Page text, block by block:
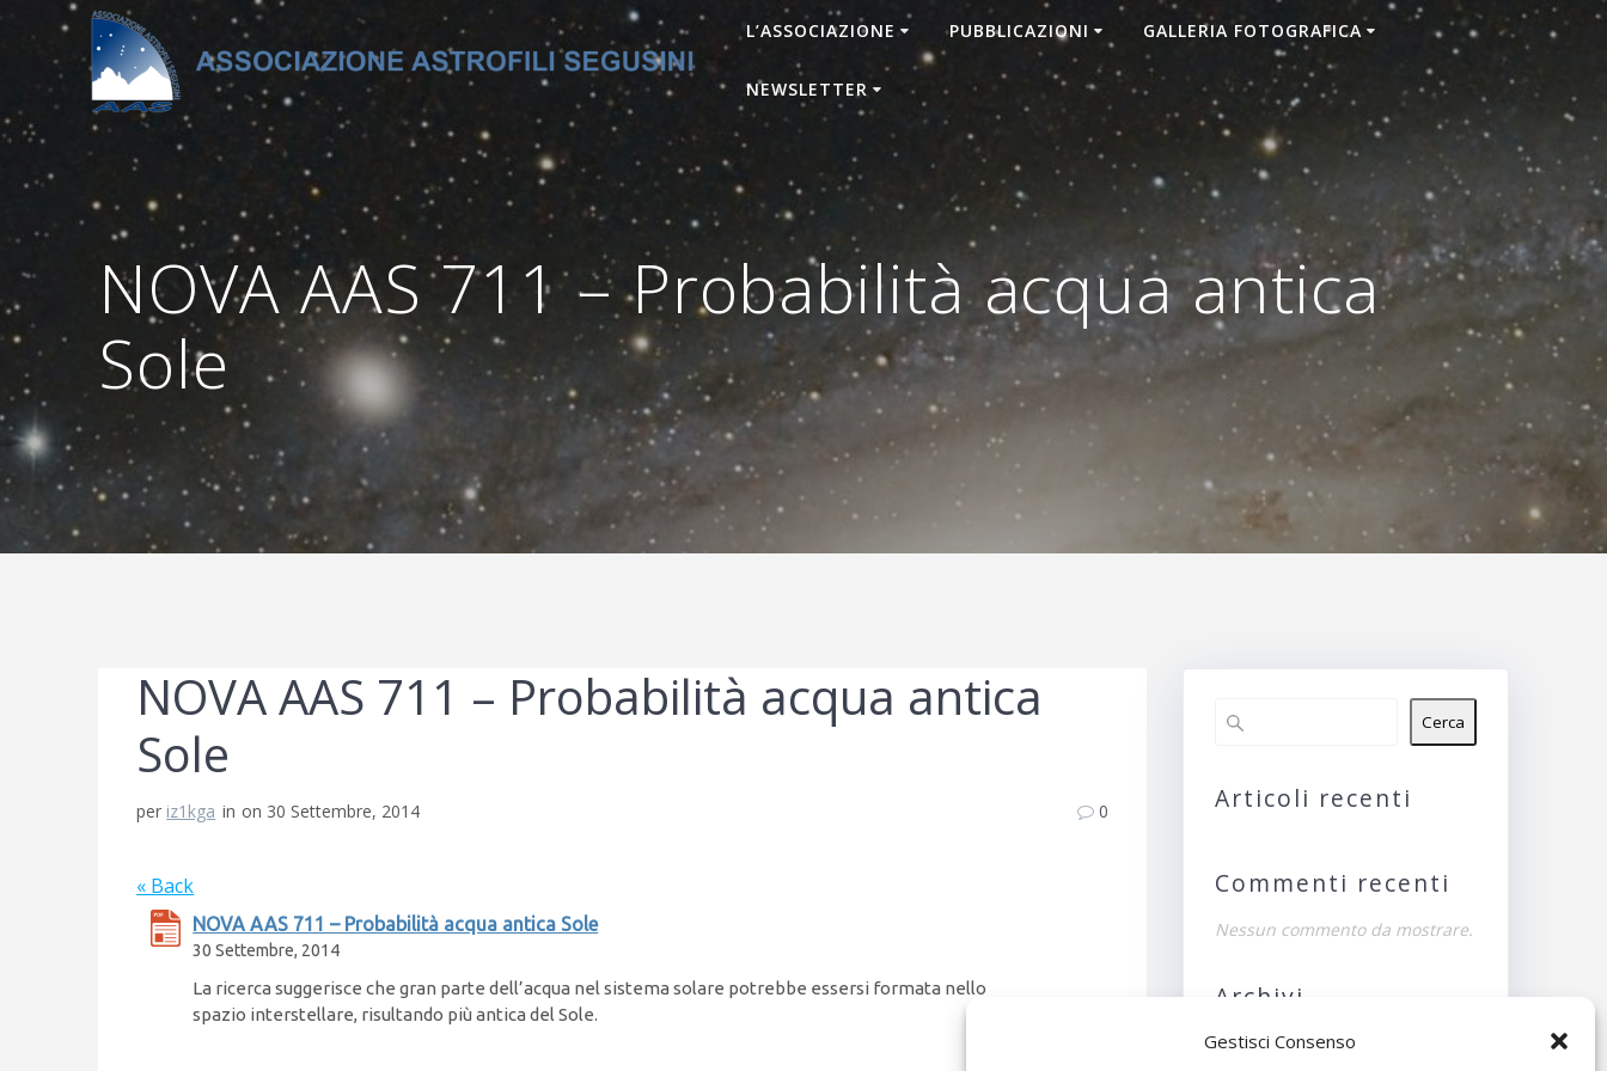
Gestisci Consenso
contenuto
L’ASSOCIAZIONE PUBBLICAZIONI GALLERIA FOTOGRAFICA
NEWSLETTER
NOVA AAS 711 – Probabilità acqua antica
Sole
NOVA AAS 711 – Probabilità acqua antica
Sole
per iz1kga in on 30 Settembre, 2014 0
« Back
NOVA AAS 711 – Probabilità acqua antica Sole
30 Settembre, 2014
La ricerca suggerisce che gran parte dell’acqua nel sistema solare potrebbe essersi formata nello
spazio interstellare, risultando più antica del Sole.
Cerca
Articoli recenti
Commenti recenti
Nessun commento da mostrare.
Archivi
Nessun archivio da